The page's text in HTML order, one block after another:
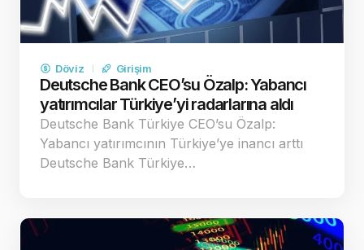
Döviz Girişim
Deutsche Bank CEO’su Özalp: Yabancı
yatırımcılar Türkiye’yi radarlarına aldı
Deutsche Bank Türkiye CEO’su Özalp:
Yabancı yatırımcının Türkiye’ye inancı arttı
Deutsche Bank Türkiye…